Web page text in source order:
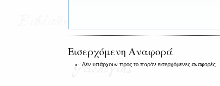
Εισερχόμενη Αναφορά
Δεν υπάρχουν προς το παρόν εισερχόμενες αναφορές.